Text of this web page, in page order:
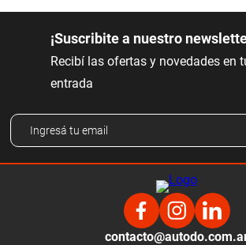
¡Suscribite a nuestro
Recibí las ofertas y novedades en
entrada